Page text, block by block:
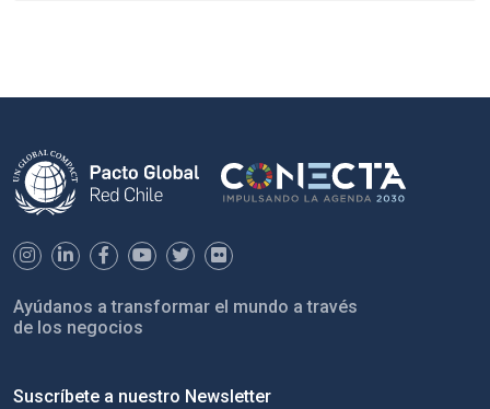
Ayúdanos a transformar el mundo a través
de los negocios
Suscríbete a nuestro Newsletter